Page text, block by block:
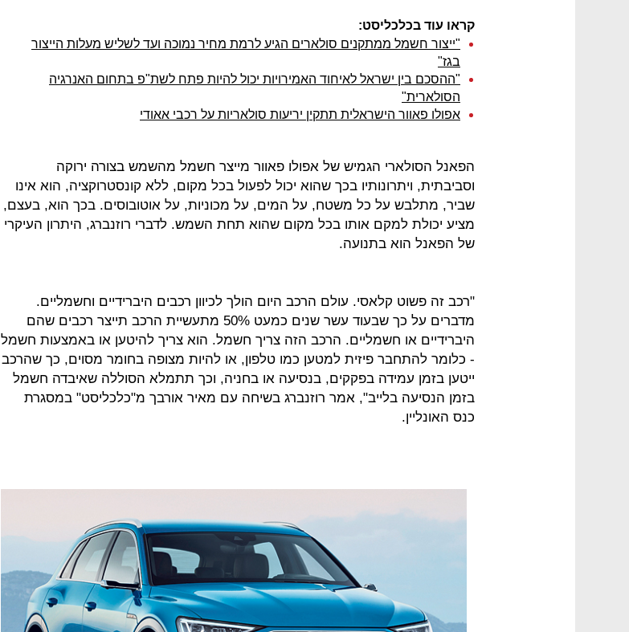
קראו עוד בכלכליסט:
"ייצור חשמל ממתקנים סולארים הגיע לרמת מחיר נמוכה ועד לשליש מעלות הייצור
בגז"
"ההסכם בין ישראל לאיחוד האמירויות יכול להיות פתח לשת"פ בתחום האנרגיה
הסולארית"
אפולו פאוור הישראלית תתקין יריעות סולאריות על רכבי אאודי
הפאנל הסולארי הגמיש של אפולו פאוור מייצר חשמל מהשמש בצורה ירוקה
וסביבתית, ויתרונותיו בכך שהוא יכול לפעול בכל מקום, ללא קונסטרוקציה, הוא אינו
שביר, מתלבש על כל משטח, על המים, על מכוניות, על אוטובוסים. בכך הוא, בעצם,
מציע יכולת למקם אותו בכל מקום שהוא תחת השמש. לדברי רוזנברג, היתרון העיקרי
של הפאנל הוא בתנועה.
"רכב זה פשוט קלאסי. עולם הרכב היום הולך לכיוון רכבים היברידיים וחשמליים.
מדברים על כך שבעוד עשר שנים כמעט 50% מתעשיית הרכב תייצר רכבים שהם
היברידיים או חשמליים. הרכב הזה צריך חשמל. הוא צריך להיטען או באמצעות חשמל
- כלומר להתחבר פיזית למטען כמו טלפון, או להיות מצופה בחומר מסוים, כך שהרכב
ייטען בזמן עמידה בפקקים, בנסיעה או בחניה, וכך תתמלא הסוללה שאיבדה חשמל
בזמן הנסיעה בלייב", אמר רוזנברג בשיחה עם מאיר אורבך מ"כלכליסט" במסגרת
כנס האונליין.